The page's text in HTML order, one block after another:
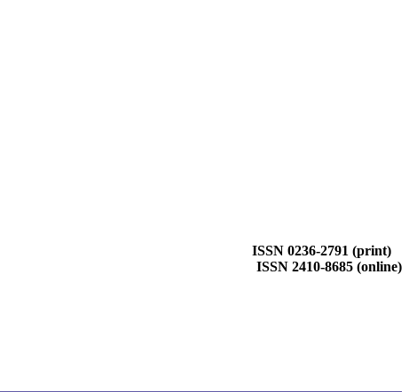
ISSN 0236-2791 (print)
ISSN 2410-8685 (online)